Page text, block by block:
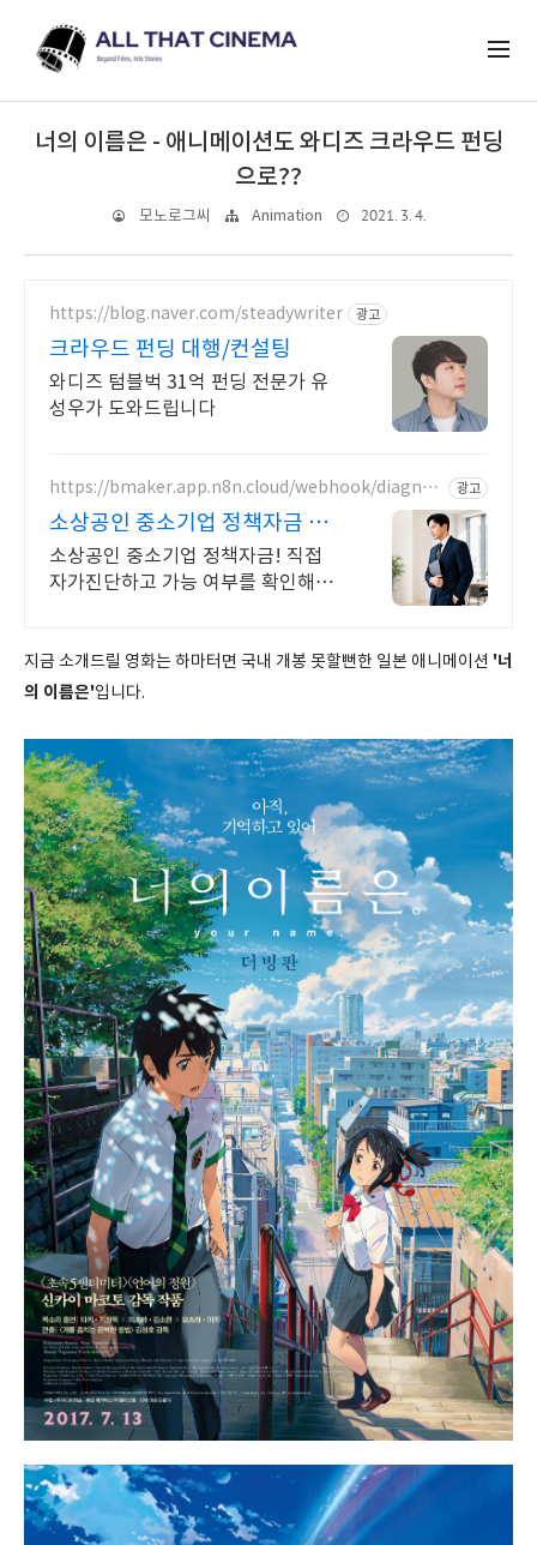
너의 이름은 - 애니메이션도 와디즈 크라우드 펀딩
으로??
모노로그씨 Animation 2021. 3. 4.
https://blog.naver.com/steadywriter 광고
크라우드 펀딩 대행/컨설팅
와디즈 텀블벅 31억 펀딩 전문가 유
성우가 도와드립니다
https://bmaker.app.n8n.cloud/webhook/diagnos
광고
소상공인 중소기업 정책자금 정
책자금 1분 무료 자가진단
소상공인 중소기업 정책자금! 직접
자가진단하고 가능 여부를 확인해보
지금 소개드릴 영화는 하마터면 국내 개봉 못할뻔한 일본 애니메이션 '너
의 이름은'입니다.